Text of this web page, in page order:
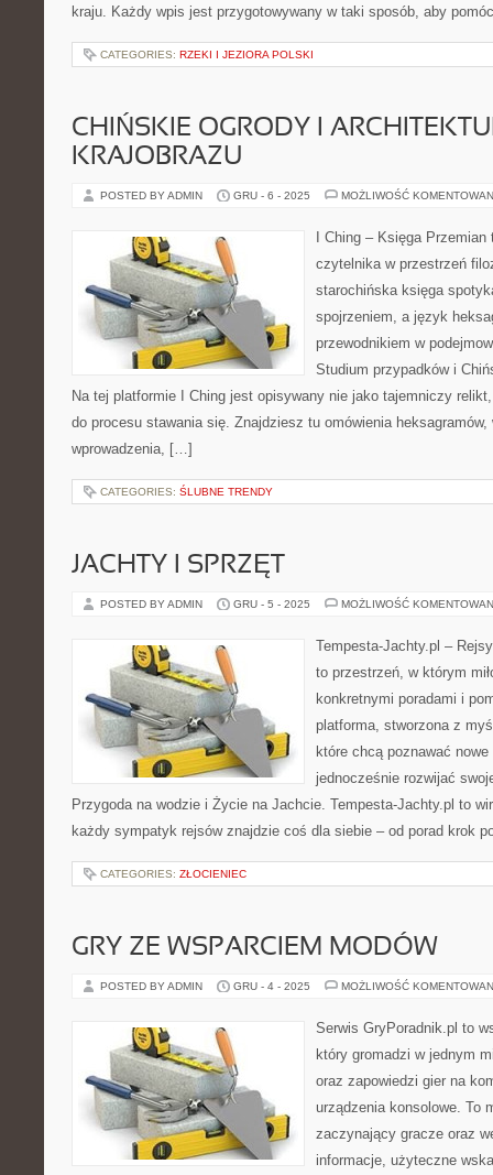
kraju. Każdy wpis jest przygotowywany w taki sposób, aby
CATEGORIES: RZEKI I JEZIORA POLSKI
CHIŃSKIE OGRODY I
KRAJOBRAZU
POSTED BY ADMIN GRU - 6 - 2025 MOŻLIWOŚĆ
I Ching – Księga
czytelnika w przestrzeń
starochińska księga
spojrzeniem, a język
przewodnikiem w
Studium przypadków i
Na tej platformie I Ching jest opisywany nie jako tajemniczy
do procesu stawania się. Znajdziesz tu omówienia heksagramów,
wprowadzenia, […]
CATEGORIES: ŚLUBNE TRENDY
JACHTY I SPRZĘT
POSTED BY ADMIN GRU - 5 - 2025 MOŻLIWOŚĆ
Tempesta-Jachty.pl –
to przestrzeń, w którym
konkretnymi poradami i
platforma, stworzona z
które chcą poznawać
jednocześnie rozwijać
Przygoda na wodzie i Życie na Jachcie. Tempesta-Jachty.pl to
każdy sympatyk rejsów znajdzie coś dla siebie – od porad krok
CATEGORIES: ZŁOCIENIEC
GRY ZE WSPARCIEM MODÓW
POSTED BY ADMIN GRU - 4 - 2025 MOŻLIWOŚĆ
Serwis GryPoradnik.pl to
który gromadzi w jednym
oraz zapowiedzi gier na
urządzenia konsolowe. To
zaczynający gracze oraz
informacje, użyteczne